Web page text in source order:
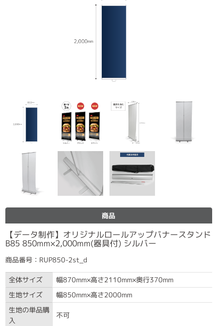
商品
【データ制作】オリジナルロールアップバナースタンド
B85 850mm×2,000mm(器具付) シルバー
商品番号：RUP850-2st_d
全体サイズ
幅870mm×高さ2110mm×奥行370mm
生地サイズ
幅850mm×高さ2000mm
生地の単品購
入
不可